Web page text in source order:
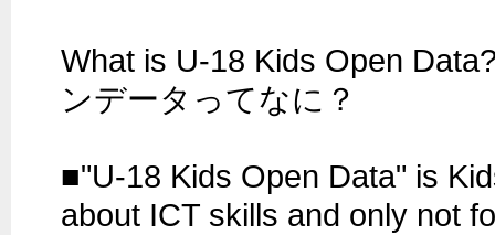
What is U-18 Kids Open
ンデータってなに？
■"U-18 Kids Open Data" is
about ICT skills and only not